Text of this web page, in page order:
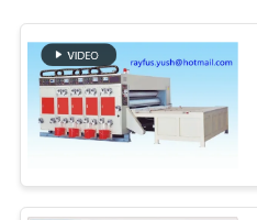
SITE
PRIVACY
POLICY